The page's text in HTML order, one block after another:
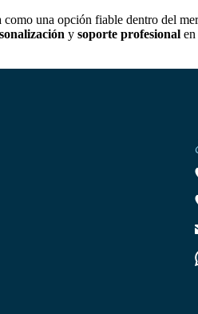
una opción fiable dentro del
y soporte profesional